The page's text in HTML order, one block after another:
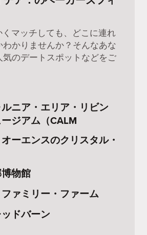
マッチしても、どこに連れ
かりませんか？そんなあな
のデートスポットなどをご
ニア・エリア・リビン
ジアム（CALM
ーエンスのクリスタル・
物館
ァミリー・ファーム
ドバーン